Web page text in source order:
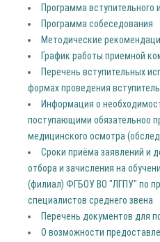
Программа вступительного
Программа собеседования
Методические
График работы приемной
Перечень вступительных
формах проведения
Информация о
поступающими обязательноо
медицинского осмотра
Сроки приёма заявлений и
отбора и зачисления на
(филиал) ФГБОУ ВО "ЛГПУ" по
специалистов среднего звена
Перечень документов для
О возможности